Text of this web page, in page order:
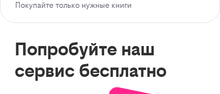
Покупайте только нужные книги
Попробуйте наш
сервис бесплатно